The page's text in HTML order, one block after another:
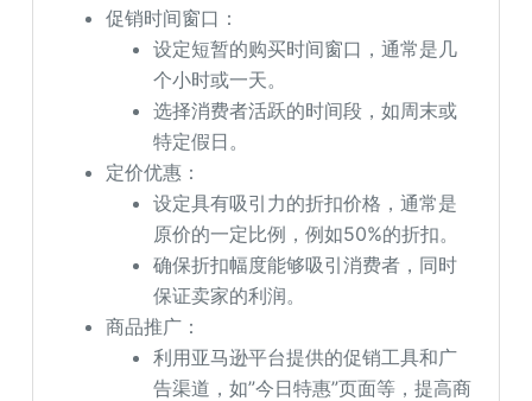
促销时间窗口：
设定短暂的购买时间窗口，通常是几
个小时或一天。
选择消费者活跃的时间段，如周末或
特定假日。
定价优惠：
设定具有吸引力的折扣价格，通常是
原价的一定比例，例如50%的折扣。
确保折扣幅度能够吸引消费者，同时
保证卖家的利润。
商品推广：
利用亚马逊平台提供的促销工具和广
告渠道，如”今日特惠”页面等，提高商